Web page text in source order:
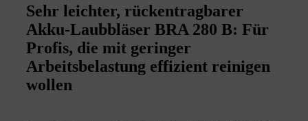
Sehr leichter, rückentragbarer
Akku-Laubbläser BRA 280 B: Für
Profis, die mit geringer
Arbeitsbelastung effizient reinigen
wollen